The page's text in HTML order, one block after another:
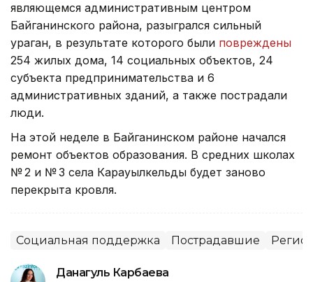
являющемся административным центром
Байганинского района, разыгрался сильный
ураган, в результате которого были повреждены
254 жилых дома, 14 социальных объектов, 24
субъекта предпринимательства и 6
административных зданий, а также пострадали
люди.
На этой неделе в Байганинском районе начался
ремонт объектов образования. В средних школах
№ 2 и № 3 села Карауылкельды будет заново
перекрыта кровля.
Социальная поддержка Пострадавшие
Данагуль Карбаева